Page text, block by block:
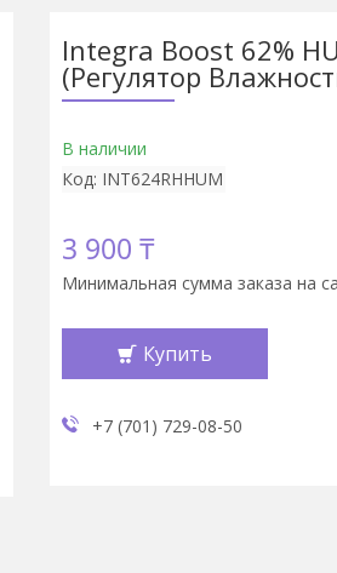
Integra Boost 62%
(Регулятор
В наличии
Код: INT624RHHUM
3 900 ₸
Минимальная сумма заказа на
Купить
+7 (701) 729-08-50